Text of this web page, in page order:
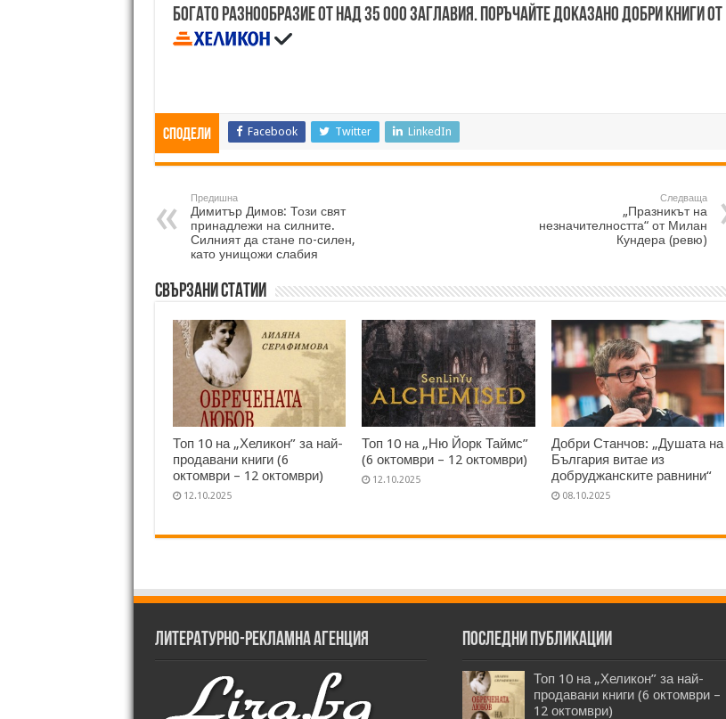
Богато разнообразие от над 35 000 заглавия. Поръчайте доказано добри книги от
Сподели Facebook Twitter LinkedIn
Предишна
Димитър Димов: Този свят
принадлежи на силните.
Силният да стане по-силен,
като унищожи слабия
Следваща
„Празникът на
незначителността“ от Милан
Кундера (ревю)
Свързани статии
Топ 10 на „Хеликон” за най-
продавани книги (6
октомври – 12 октомври)
12.10.2025
Топ 10 на „Ню Йорк Таймс”
(6 октомври – 12 октомври)
12.10.2025
Добри Станчов: „Душата на
България витае из
добруджанските равнини“
08.10.2025
Литературно-рекламна агенция Последни публикации
Топ 10 на „Хеликон” за най-
продавани книги (6 октомври –
12 октомври)